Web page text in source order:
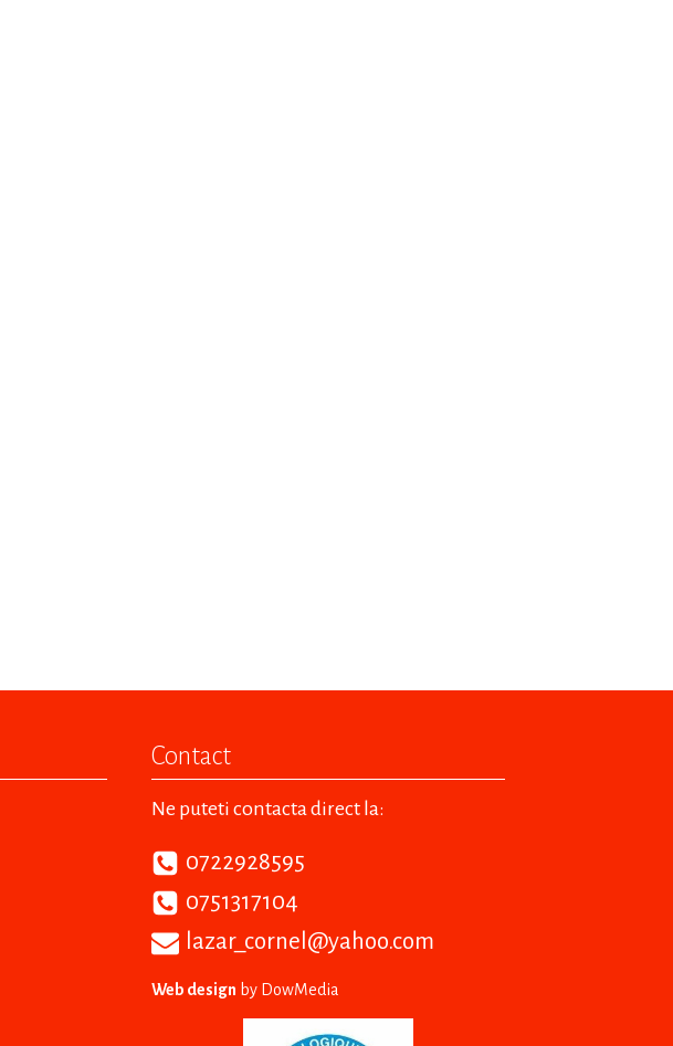
Contact
Ne puteti contacta direct la:
0722928595
0751317104
lazar_cornel@yahoo.com
Web design by DowMedia